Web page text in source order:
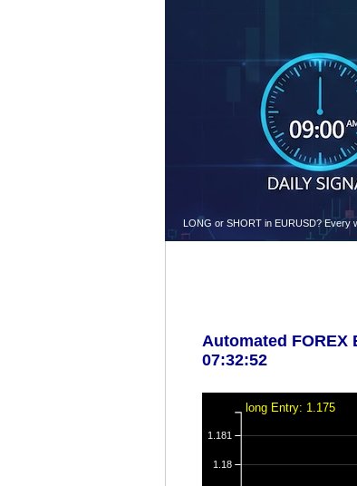
LONG or SHORT in EURUSD? Every
Automated FOREX
07:32:52
1.18
1.181
long Entry: 1.175